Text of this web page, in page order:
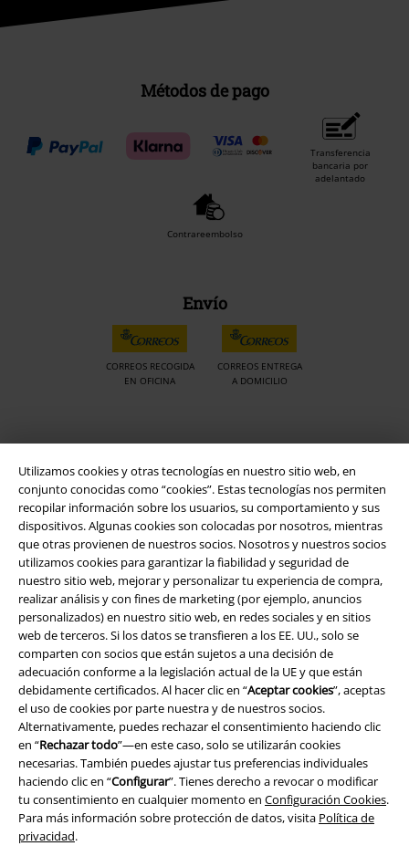
Utilizamos cookies y otras tecnologías en nuestro sitio web, en
conjunto conocidas como “cookies”. Estas tecnologías nos permiten
recopilar información sobre los usuarios, su comportamiento y sus
dispositivos. Algunas cookies son colocadas por nosotros, mientras
que otras provienen de nuestros socios. Nosotros y nuestros socios
utilizamos cookies para garantizar la fiabilidad y seguridad de
nuestro sitio web, mejorar y personalizar tu experiencia de compra,
realizar análisis y con fines de marketing (por ejemplo, anuncios
personalizados) en nuestro sitio web, en redes sociales y en sitios
web de terceros. Si los datos se transfieren a los EE. UU., solo se
comparten con socios que están sujetos a una decisión de
adecuación conforme a la legislación actual de la UE y que están
debidamente certificados. Al hacer clic en “Aceptar cookies”, aceptas
el uso de cookies por parte nuestra y de nuestros socios.
Alternativamente, puedes rechazar el consentimiento haciendo clic
en “Rechazar todo”—en este caso, solo se utilizarán cookies
necesarias. También puedes ajustar tus preferencias individuales
haciendo clic en “Configurar”. Tienes derecho a revocar o modificar
tu consentimiento en cualquier momento en Configuración Cookies.
Para más información sobre protección de datos, visita Política de
privacidad.
Métodos de pago
Transferencia
bancaria por
adelantado
Contrareembolso
Envío
CORREOS RECOGIDA
EN OFICINA
CORREOS ENTREGA
A DOMICILIO
App de EMP
¡Descarga la nueva App EMP totalmente GRATIS y disfruta de todas
sus nuevas funciones y ventajas!
A Warner Music Group Company
Seguridad